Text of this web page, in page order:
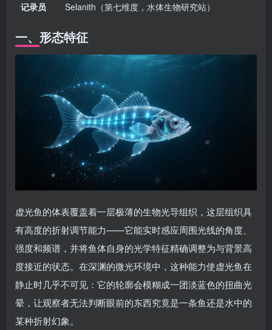
记录员
Selanith（第七维度，水体生物研究站）
一、形态特征
虚光鱼的体表覆盖着一层极薄的生物光导组织，这层组织具
有高度的折射调节能力——它能实时感应周围光线的角度、
强度和频谱，并将鱼体自身的光学特征精确调整为与背景高
度接近的状态。在深渊的微光环境中，这种能力使虚光鱼在
静止时几乎不可见：它的轮廓会模糊成一团淡蓝色的扭曲光
晕，让观察者无法判断眼前的东西究竟是一条鱼还是水中的
某种折射幻象。